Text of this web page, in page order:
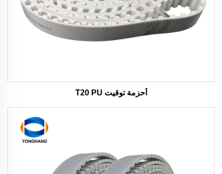
أحزمة توقيت T20 PU